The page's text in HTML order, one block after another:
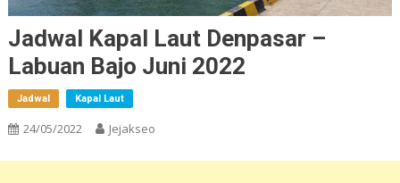
Jadwal Kapal Laut Denpasar –
Labuan Bajo Juni 2022
Jadwal Kapal Laut
24/05/2022 Jejakseo